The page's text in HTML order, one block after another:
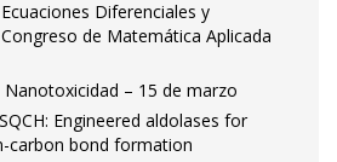
Diferenciales y
de Matemática Aplicada
– 15 de marzo
Engineered aldolases for
carbon bond formation